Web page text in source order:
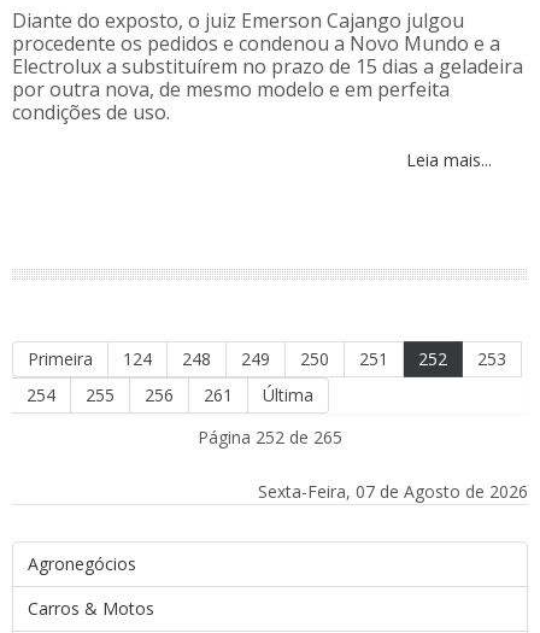
Diante do exposto, o juiz Emerson Cajango julgou
procedente os pedidos e condenou a Novo Mundo e a
Electrolux a substituírem no prazo de 15 dias a geladeira
por outra nova, de mesmo modelo e em perfeita
condições de uso.
Leia mais...
Primeira 124 248 249 250 251 252
253
254
255 256 261
Última
Página 252 de 265
Sexta-Feira, 07 de Agosto de 2026
Agronegócios
Carros & Motos